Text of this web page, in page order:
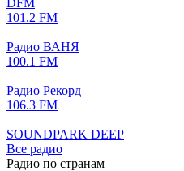
101.2 FM
Радио ВАНЯ
100.1 FM
Радио Рекорд
106.3 FM
SOUNDPARK DEEP
Все радио
Радио по странам